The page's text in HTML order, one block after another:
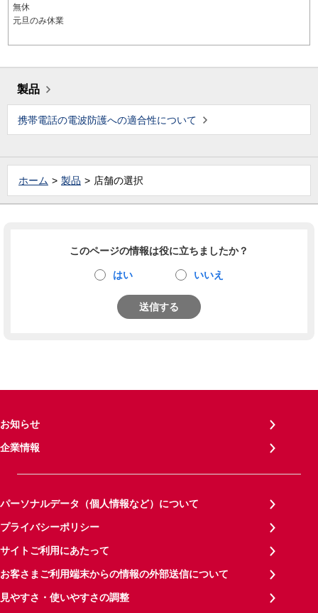
無休
元旦のみ休業
製品
携帯電話の電波防護への適合性について
ホーム 製品 店舗の選択
このページの情報は役に立ちましたか？
はい いいえ
送信する
お知らせ
企業情報
パーソナルデータ（個人情報など）について
プライバシーポリシー
サイトご利用にあたって
お客さまご利用端末からの情報の外部送信について
見やすさ・使いやすさの調整